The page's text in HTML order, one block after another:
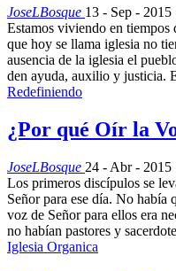
JoseLBosque 13 - Sep - 2015
Estamos viviendo en
que hoy se llama iglesia no
ausencia de la iglesia el
den ayuda, auxilio y justicia.
Redefiniendo
¿Por qué Oír la
JoseLBosque 24 - Abr - 2015
Los primeros discípulos se
Señor para ese día. No había
voz de Señor para ellos era
no habían pastores y
Iglesia Organica